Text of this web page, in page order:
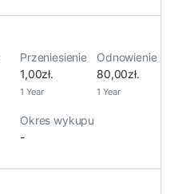
Przeniesienie
1,00zł.
1 Year
Odnowienie
80,00zł.
1 Year
Okres wykupu
-